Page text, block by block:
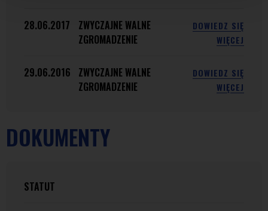
28.06.2017
ZWYCZAJNE WALNE
ZGROMADZENIE
DOWIEDZ SIĘ
WIĘCEJ
29.06.2016
ZWYCZAJNE WALNE
ZGROMADZENIE
DOWIEDZ SIĘ
WIĘCEJ
DOKUMENTY
STATUT